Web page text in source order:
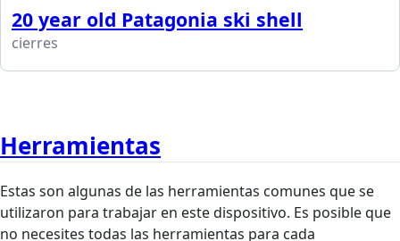
20 year old Patagonia ski shell
cierres
Herramientas
Estas son algunas de las herramientas comunes que se
utilizaron para trabajar en este dispositivo. Es posible que
no necesites todas las herramientas para cada